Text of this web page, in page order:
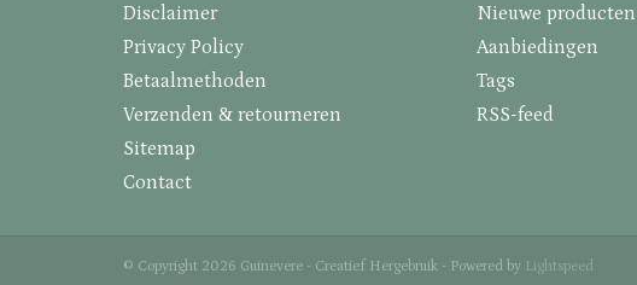
Disclaimer
Privacy Policy
Betaalmethoden
Verzenden & retourneren
Sitemap
Contact
Nieuwe producten
Aanbiedingen
Tags
RSS-feed
© Copyright 2026 Guinevere - Creatief Hergebruik - Powered by Lightspeed